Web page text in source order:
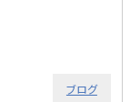
ブログ